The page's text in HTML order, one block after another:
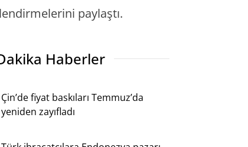
paylaştı.
Haberler
Çin’de fiyat baskıları Temmuz’da
yeniden zayıfladı